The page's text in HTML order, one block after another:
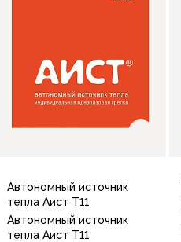
Автономный источник
тепла Аист Т11
Автономный источник
тепла Аист Т11